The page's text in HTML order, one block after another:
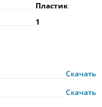
Пластик
1
Скачать
Скачать